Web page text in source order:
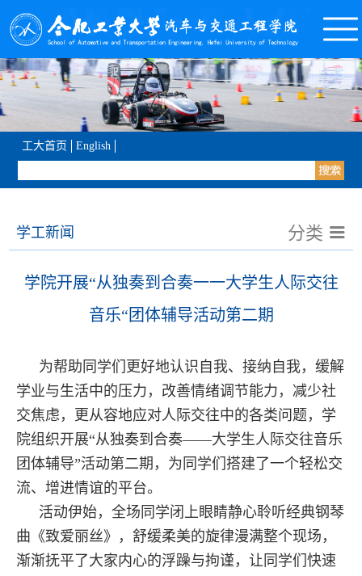
工大首页 English
学工新闻 分类
学院开展“从独奏到合奏一一大学生人际交往
音乐“团体辅导活动第二期
为帮助同学们更好地认识自我、接纳自我，缓解
学业与生活中的压力，改善情绪调节能力，减少社
交焦虑，更从容地应对人际交往中的各类问题，学
院组织开展“从独奏到合奏——大学生人际交往音乐
团体辅导”活动第二期，为同学们搭建了一个轻松交
流、增进情谊的平台。
活动伊始，全场同学闭上眼睛静心聆听经典钢琴
曲《致爱丽丝》，舒缓柔美的旋律漫满整个现场，
渐渐抚平了大家内心的浮躁与拘谨，让同学们快速